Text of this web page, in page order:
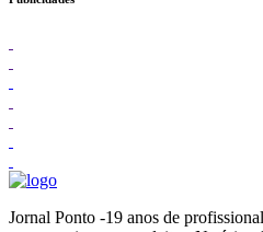
Jornal Ponto -19 anos de